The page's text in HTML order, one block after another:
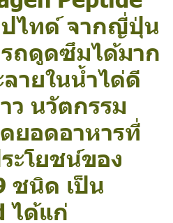
ปไทด์ จากญี่ปุ่น
ถดูดซึมได้มาก
ายในน้ำได่ดี
ว นวัตกรรม
ยอดอาหารที่
ะโยชน์ของ
ชนิด เป็น
ได้แก่